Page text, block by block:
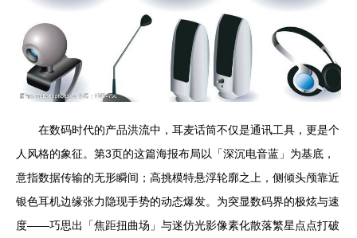
在数码时代的产品洪流中，耳麦话筒不仅是通讯工具，更是个
人风格的象征。第3页的这篇海报布局以「深沉电音蓝」为基底，
意指数据传输的无形瞬间；高挑模特悬浮轮廓之上，侧倾头颅靠近
银色耳机边缘张力隐现手势的动态爆发。为突显数码界的极炫与速
度——巧思出「焦距扭曲场」与迷仿光影像素化散落繁星点点打破